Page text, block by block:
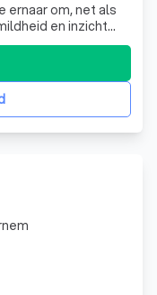
ernaar om, net als
en inzicht
biedt
voor
en gezinnen.